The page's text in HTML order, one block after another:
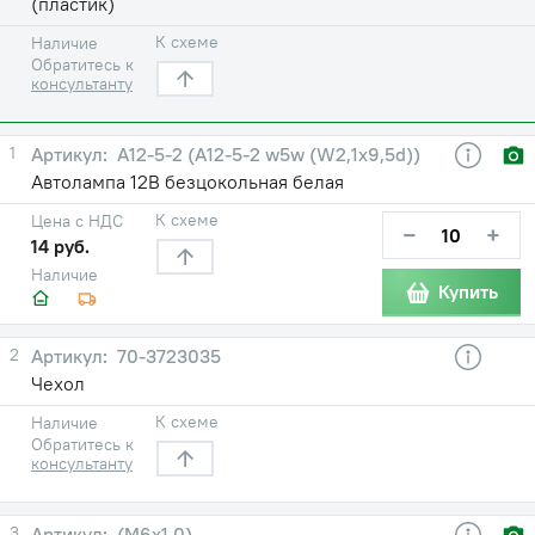
Наличие
Обратитесь к
консультанту
К схеме
1
А12-5-2 (А12-5-2 w5w (W2,1x9,5d))
Автолампа 12В безцокольная белая
Наличие
Цена с НДС
14 руб.
К схеме − +
Купить
2
70-3723035
Чехол
Наличие
Обратитесь к
консультанту
К схеме